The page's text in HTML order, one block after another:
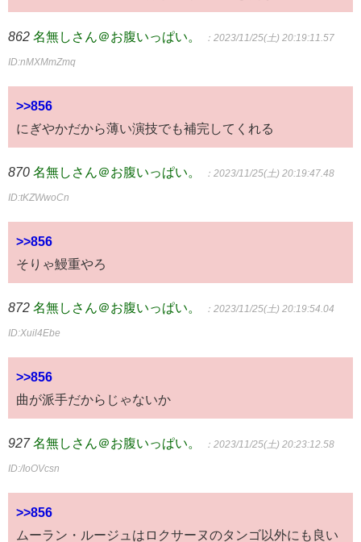
862 名無しさん＠お腹いっぱい。 ：2023/11/25(土) 20:19:11.57
ID:nMXMmZmq
>>856
にぎやかだから薄い演技でも補完してくれる
870 名無しさん＠お腹いっぱい。 ：2023/11/25(土) 20:19:47.48
ID:tKZWwoCn
>>856
そりゃ鰻重やろ
872 名無しさん＠お腹いっぱい。 ：2023/11/25(土) 20:19:54.04
ID:Xuil4Ebe
>>856
曲が派手だからじゃないか
927 名無しさん＠お腹いっぱい。 ：2023/11/25(土) 20:23:12.58
ID:/IoOVcsn
>>856
ムーラン・ルージュはロクサーヌのタンゴ以外にも良い